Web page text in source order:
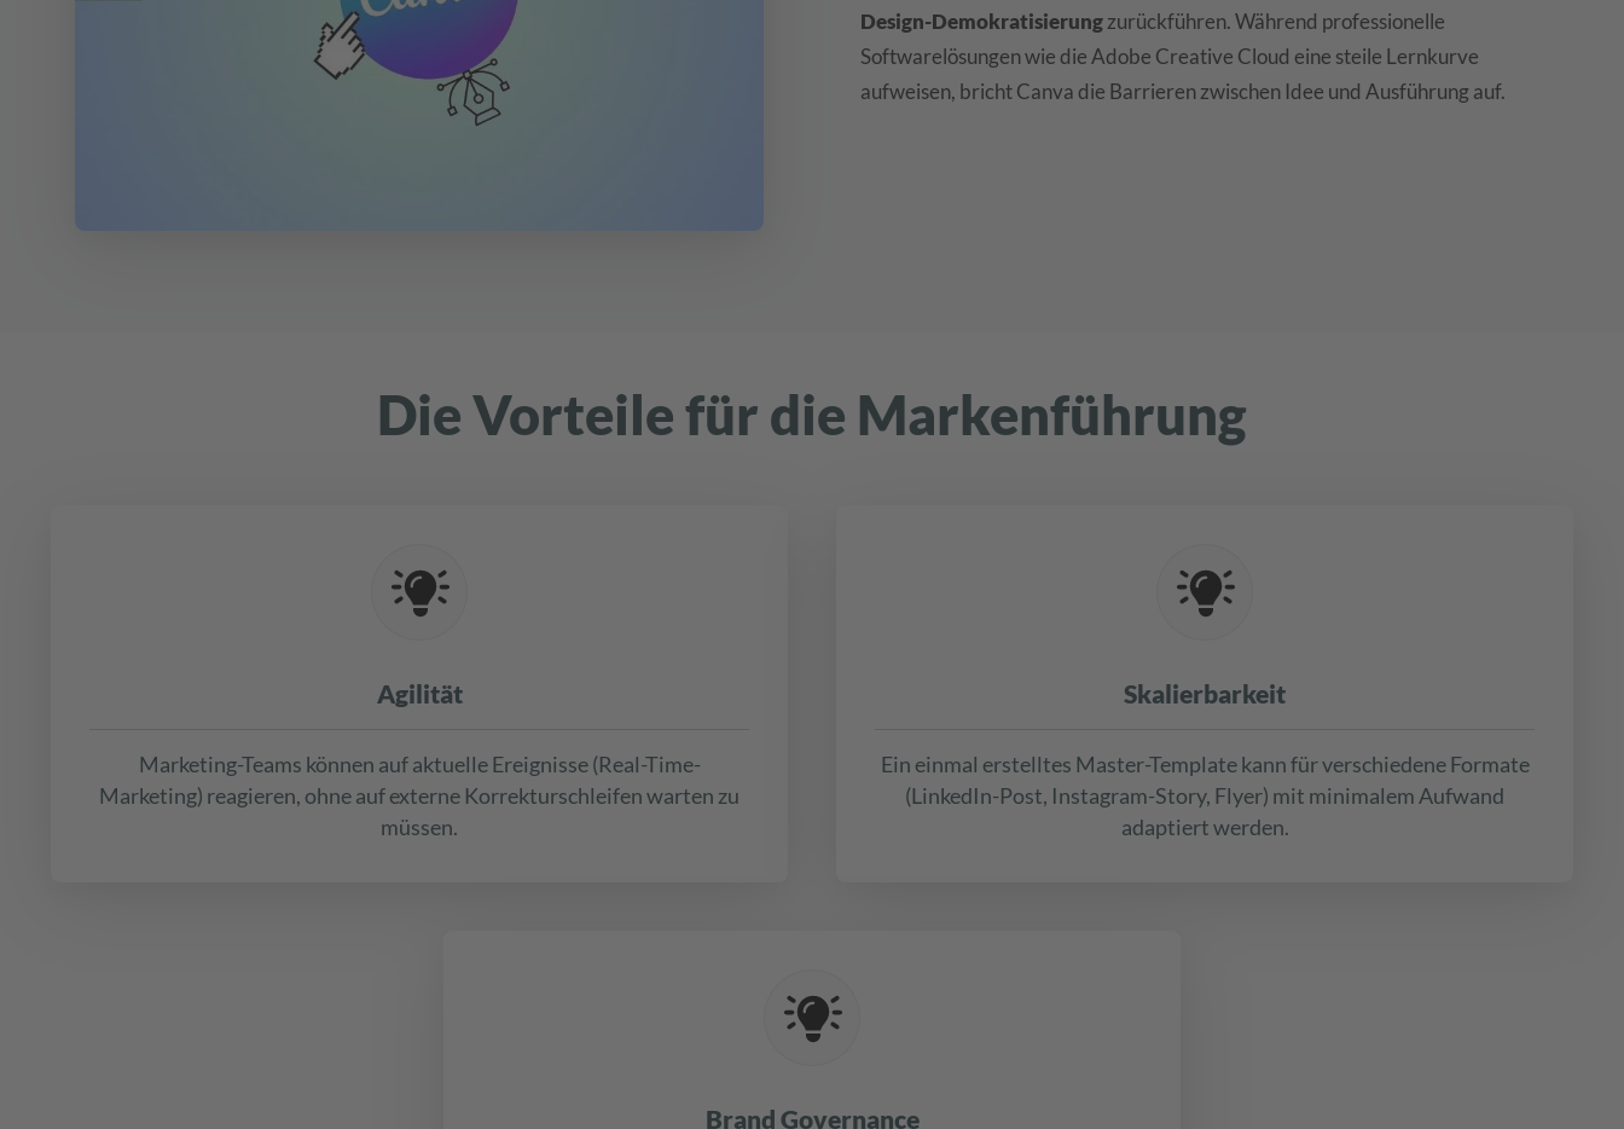
Design-Demokratisierungzurückführen. Während professionelle
Softwarelösungen wie die Adobe Creative Cloud eine steile Lernkurve
aufweisen, bricht Canva die Barrieren zwischen Idee und Ausführung auf.
Die Vorteile für die Markenführung
Agilität
Marketing-Teams können auf aktuelle Ereignisse (Real-Time-
Marketing) reagieren, ohne auf externe Korrekturschleifen warten zu
müssen.
Skalierbarkeit
Ein einmal erstelltes Master-Template kann für verschiedene Formate
(LinkedIn-Post, Instagram-Story, Flyer) mit minimalem Aufwand
adaptiert werden.
Brand Governance